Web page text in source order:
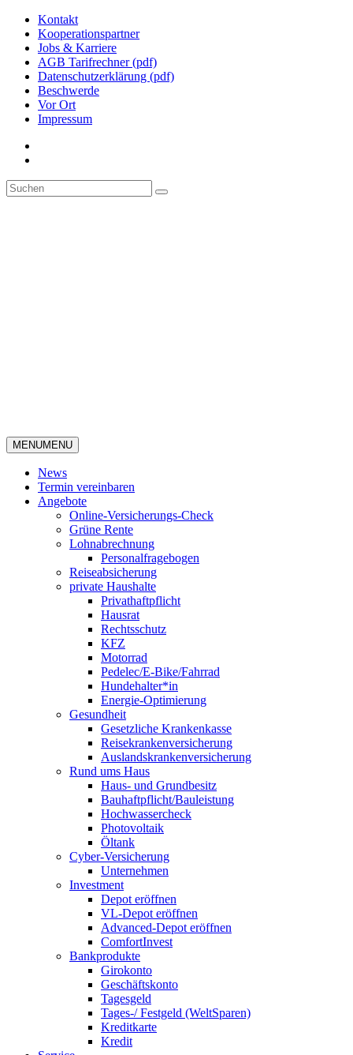
Kontakt
Kooperationspartner
Jobs & Karriere
AGB Tarifrechner (pdf)
Datenschutzerklärung (pdf)
Beschwerde
Vor Ort
Impressum
MENUMENU
News
Termin vereinbaren
Angebote
Online-Versicherungs-Check
Grüne Rente
Lohnabrechnung
Personalfragebogen
Reiseabsicherung
private Haushalte
Privathaftpflicht
Hausrat
Rechtsschutz
KFZ
Motorrad
Pedelec/E-Bike/Fahrrad
Hundehalter*in
Energie-Optimierung
Gesundheit
Gesetzliche Krankenkasse
Reisekrankenversicherung
Auslandskrankenversicherung
Rund ums Haus
Haus- und Grundbesitz
Bauhaftpflicht/Bauleistung
Hochwassercheck
Photovoltaik
Öltank
Cyber-Versicherung
Unternehmen
Investment
Depot eröffnen
VL-Depot eröffnen
Advanced-Depot eröffnen
ComfortInvest
Bankprodukte
Girokonto
Geschäftskonto
Tagesgeld
Tages-/ Festgeld (WeltSparen)
Kreditkarte
Kredit